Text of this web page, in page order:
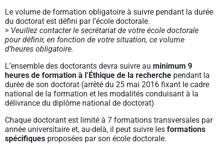
Le volume de formation obligatoire à suivre pendant la durée
du doctorat est défini par l’école doctorale.
> Veuillez contacter le secrétariat de votre école doctorale
pour définir, en fonction de votre situation, ce volume
d’heures obligatoire.
L’ensemble des doctorants devra suivre au minimum 9
heures de formation à l’Éthique de la recherche pendant la
durée de son doctorat (arrêté du 25 mai 2016 fixant le cadre
national de la formation et les modalités conduisant à la
délivrance du diplôme national de doctorat)
Chaque doctorant est limité à 7 formations transversales par
année universitaire et, au-delà, il peut suivre les formations
spécifiques proposées par son école doctorale.